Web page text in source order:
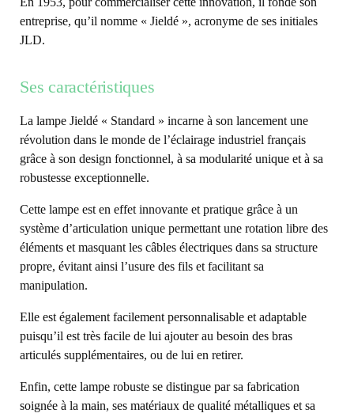
entreprise, qu’il nomme « Jieldé », acronyme de ses initiales
JLD.
Ses caractéristiques
La lampe Jieldé « Standard » incarne à son lancement une
révolution dans le monde de l’éclairage industriel français
grâce à son design fonctionnel, à sa modularité unique et à sa
robustesse exceptionnelle.
Cette lampe est en effet innovante et pratique grâce à un
système d’articulation unique permettant une rotation libre des
éléments et masquant les câbles électriques dans sa structure
propre, évitant ainsi l’usure des fils et facilitant sa
manipulation.
Elle est également facilement personnalisable et adaptable
puisqu’il est très facile de lui ajouter au besoin des bras
articulés supplémentaires, ou de lui en retirer.
Enfin, cette lampe robuste se distingue par sa fabrication
soignée à la main, ses matériaux de qualité métalliques et sa